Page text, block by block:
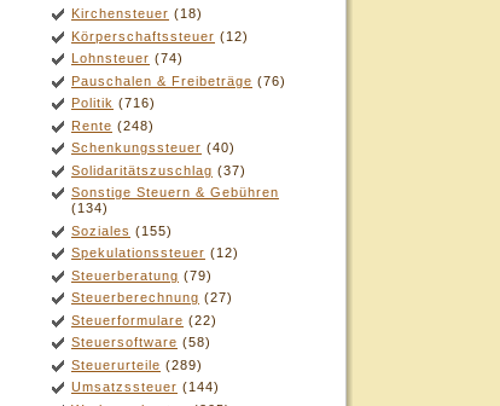
Kirchensteuer (18)
Körperschaftssteuer (12)
Lohnsteuer (74)
Pauschalen & Freibeträge (76)
Politik (716)
Rente (248)
Schenkungssteuer (40)
Solidaritätszuschlag (37)
Sonstige Steuern & Gebühren
(134)
Soziales (155)
Spekulationssteuer (12)
Steuerberatung (79)
Steuerberechnung (27)
Steuerformulare (22)
Steuersoftware (58)
Steuerurteile (289)
Umsatzssteuer (144)